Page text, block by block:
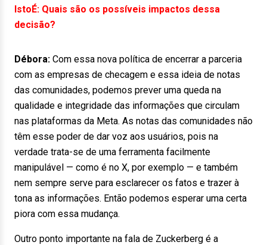
IstoÉ: Quais são os possíveis impactos dessa
decisão?
Débora: Com essa nova política de encerrar a parceria
com as empresas de checagem e essa ideia de notas
das comunidades, podemos prever uma queda na
qualidade e integridade das informações que circulam
nas plataformas da Meta. As notas das comunidades não
têm esse poder de dar voz aos usuários, pois na
verdade trata-se de uma ferramenta facilmente
manipulável — como é no X, por exemplo — e também
nem sempre serve para esclarecer os fatos e trazer à
tona as informações. Então podemos esperar uma certa
piora com essa mudança.
Outro ponto importante na fala de Zuckerberg é a